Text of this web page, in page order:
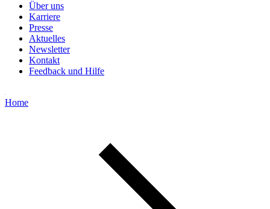
Über uns
Karriere
Presse
Aktuelles
Newsletter
Kontakt
Feedback und Hilfe
Home